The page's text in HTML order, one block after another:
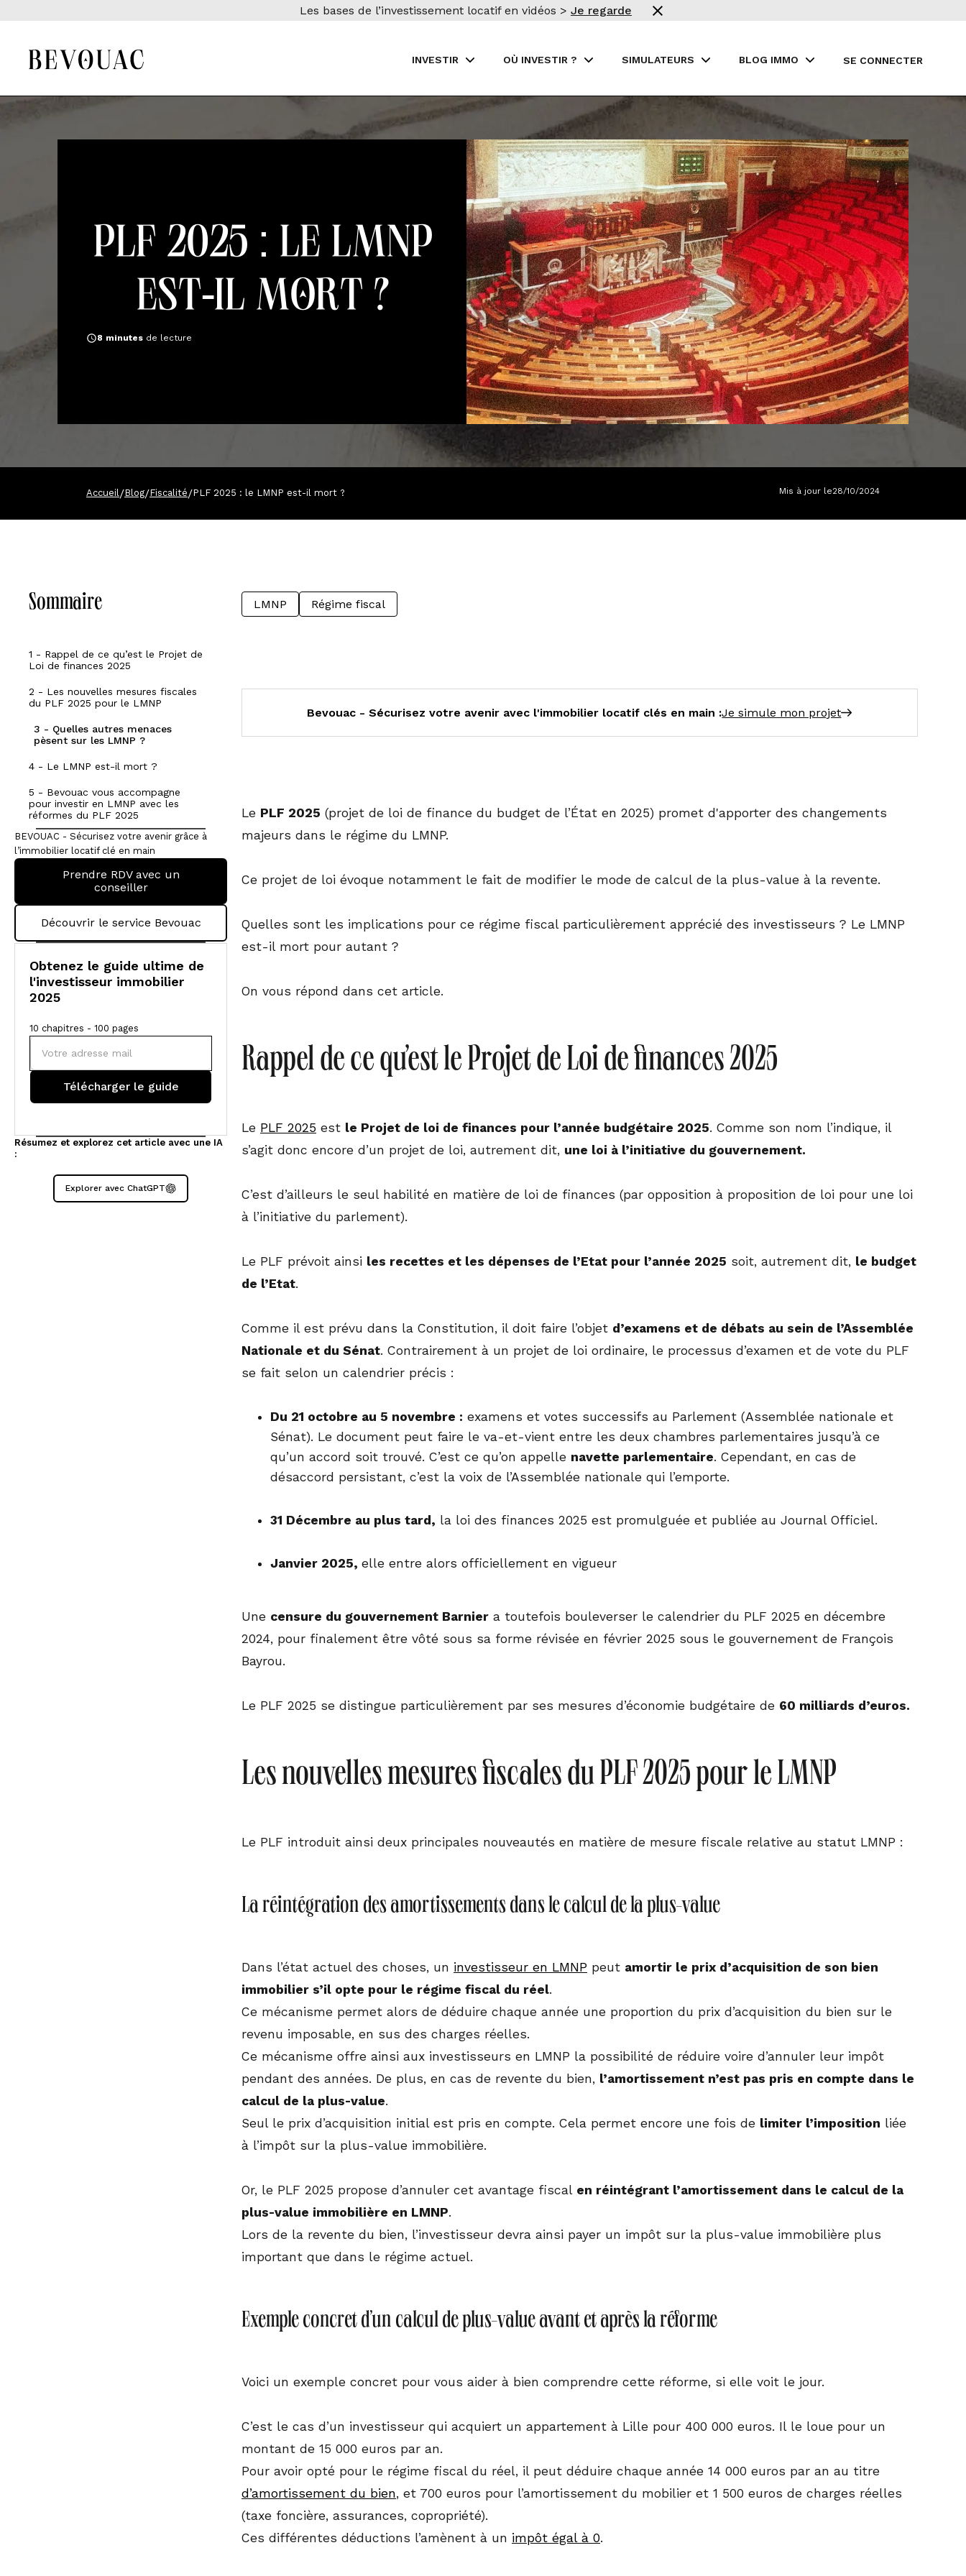
Les bases de l’investissement locatif en vidéos > Je regarde
INVESTIR OÙ INVESTIR ? SIMULATEURS BLOG IMMO SE CONNECTER
PLF 2025 : le LMNP
est-il mort ?
8 minutes de lecture
Accueil/Blog/Fiscalité/PLF 2025 : le LMNP est-il mort ? Mis à jour le28/10/2024
Sommaire
1 - Rappel de ce qu’est le Projet de
Loi de finances 2025
2 - Les nouvelles mesures fiscales
du PLF 2025 pour le LMNP
3 - Quelles autres menaces
pèsent sur les LMNP ?
4 - Le LMNP est-il mort ?
5 - Bevouac vous accompagne
pour investir en LMNP avec les
réformes du PLF 2025
BEVOUAC - Sécurisez votre avenir grâce à
l’immobilier locatif clé en main
Prendre RDV avec un
conseiller
Découvrir le service Bevouac
Obtenez le guide ultime de
l'investisseur immobilier
2025
10 chapitres - 100 pages
Résumez et explorez cet article avec une IA
:
Explorer avec ChatGPT
LMNP Régime fiscal
Bevouac - Sécurisez votre avenir avec l'immobilier locatif clés en main :Je simule mon projet
Le PLF 2025 (projet de loi de finance du budget de l’État en 2025) promet d'apporter des changements
majeurs dans le régime du LMNP.
Ce projet de loi évoque notamment le fait de modifier le mode de calcul de la plus-value à la revente.
Quelles sont les implications pour ce régime fiscal particulièrement apprécié des investisseurs ? Le LMNP
est-il mort pour autant ?
On vous répond dans cet article.
Rappel de ce qu’est le Projet de Loi de finances 2025
Le PLF 2025 est le Projet de loi de finances pour l’année budgétaire 2025. Comme son nom l’indique, il
s’agit donc encore d’un projet de loi, autrement dit, une loi à l’initiative du gouvernement.
C’est d’ailleurs le seul habilité en matière de loi de finances (par opposition à proposition de loi pour une loi
à l’initiative du parlement).
Le PLF prévoit ainsi les recettes et les dépenses de l’Etat pour l’année 2025 soit, autrement dit, le budget
de l’Etat.
Comme il est prévu dans la Constitution, il doit faire l’objet d’examens et de débats au sein de l’Assemblée
Nationale et du Sénat. Contrairement à un projet de loi ordinaire, le processus d’examen et de vote du PLF
se fait selon un calendrier précis :
Du 21 octobre au 5 novembre : examens et votes successifs au Parlement (Assemblée nationale et
Sénat). Le document peut faire le va-et-vient entre les deux chambres parlementaires jusqu’à ce
qu’un accord soit trouvé. C’est ce qu’on appelle navette parlementaire. Cependant, en cas de
désaccord persistant, c’est la voix de l’Assemblée nationale qui l’emporte.
31 Décembre au plus tard, la loi des finances 2025 est promulguée et publiée au Journal Officiel.
Janvier 2025, elle entre alors officiellement en vigueur
Une censure du gouvernement Barnier a toutefois bouleverser le calendrier du PLF 2025 en décembre
2024, pour finalement être vôté sous sa forme révisée en février 2025 sous le gouvernement de François
Bayrou.
Le PLF 2025 se distingue particulièrement par ses mesures d’économie budgétaire de 60 milliards d’euros.
Les nouvelles mesures fiscales du PLF 2025 pour le LMNP
Le PLF introduit ainsi deux principales nouveautés en matière de mesure fiscale relative au statut LMNP :
La réintégration des amortissements dans le calcul de la plus-value
Dans l’état actuel des choses, un investisseur en LMNP peut amortir le prix d’acquisition de son bien
immobilier s’il opte pour le régime fiscal du réel.
Ce mécanisme permet alors de déduire chaque année une proportion du prix d’acquisition du bien sur le
revenu imposable, en sus des charges réelles.
Ce mécanisme offre ainsi aux investisseurs en LMNP la possibilité de réduire voire d’annuler leur impôt
pendant des années. De plus, en cas de revente du bien, l’amortissement n’est pas pris en compte dans le
calcul de la plus-value.
Seul le prix d’acquisition initial est pris en compte. Cela permet encore une fois de limiter l’imposition liée
à l’impôt sur la plus-value immobilière.
Or, le PLF 2025 propose d’annuler cet avantage fiscal en réintégrant l’amortissement dans le calcul de la
plus-value immobilière en LMNP.
Lors de la revente du bien, l’investisseur devra ainsi payer un impôt sur la plus-value immobilière plus
important que dans le régime actuel.
Exemple concret d’un calcul de plus-value avant et après la réforme
Voici un exemple concret pour vous aider à bien comprendre cette réforme, si elle voit le jour.
C’est le cas d’un investisseur qui acquiert un appartement à Lille pour 400 000 euros. Il le loue pour un
montant de 15 000 euros par an.
Pour avoir opté pour le régime fiscal du réel, il peut déduire chaque année 14 000 euros par an au titre
d’amortissement du bien, et 700 euros pour l’amortissement du mobilier et 1 500 euros de charges réelles
(taxe foncière, assurances, copropriété).
Ces différentes déductions l’amènent à un impôt égal à 0.